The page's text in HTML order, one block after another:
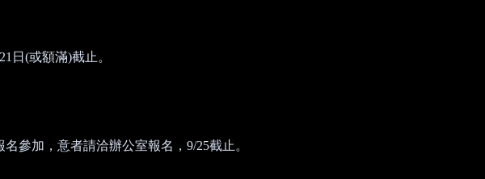
21 日 (或額滿)截止。
參加，意者請洽辦公室報名， 9/25截止。